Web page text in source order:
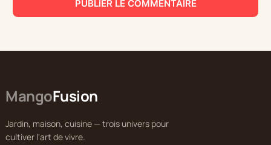
MangoFusion
Jardin, maison, cuisine — trois univers pour
cultiver l'art de vivre.